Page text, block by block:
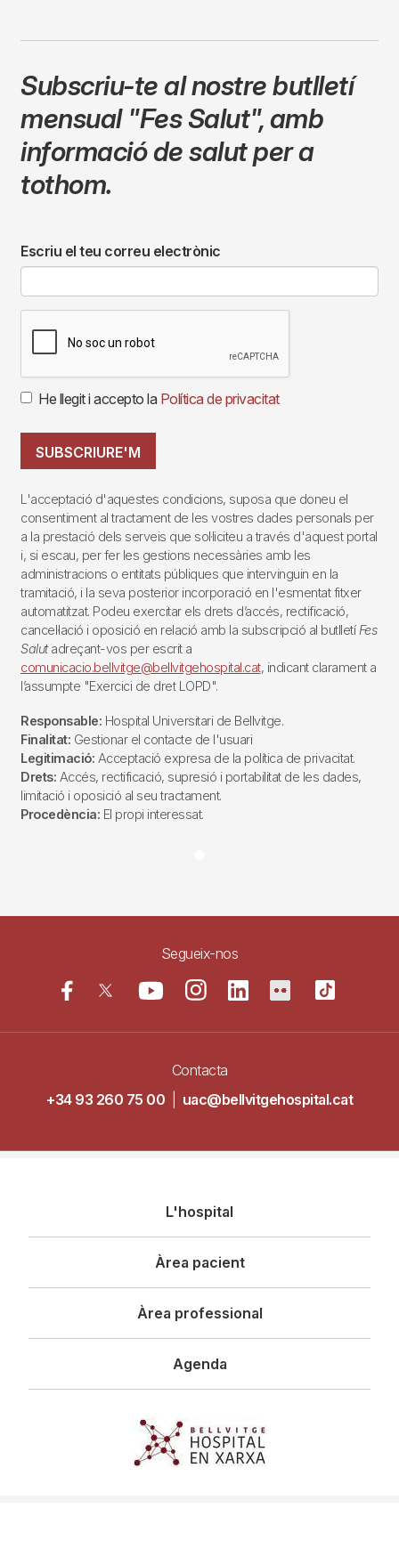
Subscriu-te al nostre butlletí
mensual "Fes Salut",amb
informació de salut per a
tothom.
Escriu el teu correu electrònic
He llegit i accepto la Política de privacitat
SUBSCRIURE'M
L'acceptació d'aquestes condicions, suposa que doneu el
consentiment al tractament de les vostres dades personals per
a la prestació dels serveis que sol·liciteu a través d'aquest portal
i, si escau, per fer les gestions necessàries amb les
administracions o entitats públiques que intervinguin en la
tramitació, i la seva posterior incorporació en l'esmentat fitxer
automatitzat. Podeu exercitar els drets d’accés, rectificació,
cancel·lació i oposició en relació amb la subscripció al butlletí Fes
Salutadreçant-vos per escrit a
comunicacio.bellvitge@bellvitgehospital.cat, indicant clarament a
l’assumpte "Exercici de dret LOPD".
Responsable: Hospital Universitari de Bellvitge.
Finalitat: Gestionar el contacte de l'usuari
Legitimació: Acceptació expresa de la política de privacitat.
Drets: Accés, rectificació, supresió i portabilitat de les dades,
limitació i oposició al seu tractament.
Procedència: El propi interessat.
Segueix-nos
Contacta
+34 93 260 75 00
uac@bellvitgehospital.cat
principal
L'hospital
Àrea pacient
Àrea professional
Agenda